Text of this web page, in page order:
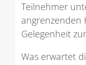
Teilnehmer
angrenzenden
Gelegenheit
Was erwartet